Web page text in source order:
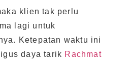
klien tak perlu
lagi untuk
Ketepatan waktu ini
daya tarik Rachmat